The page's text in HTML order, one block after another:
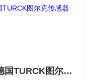
B1N360V-Q42-CNX2-2H1150德国TURCK图尔克传感器